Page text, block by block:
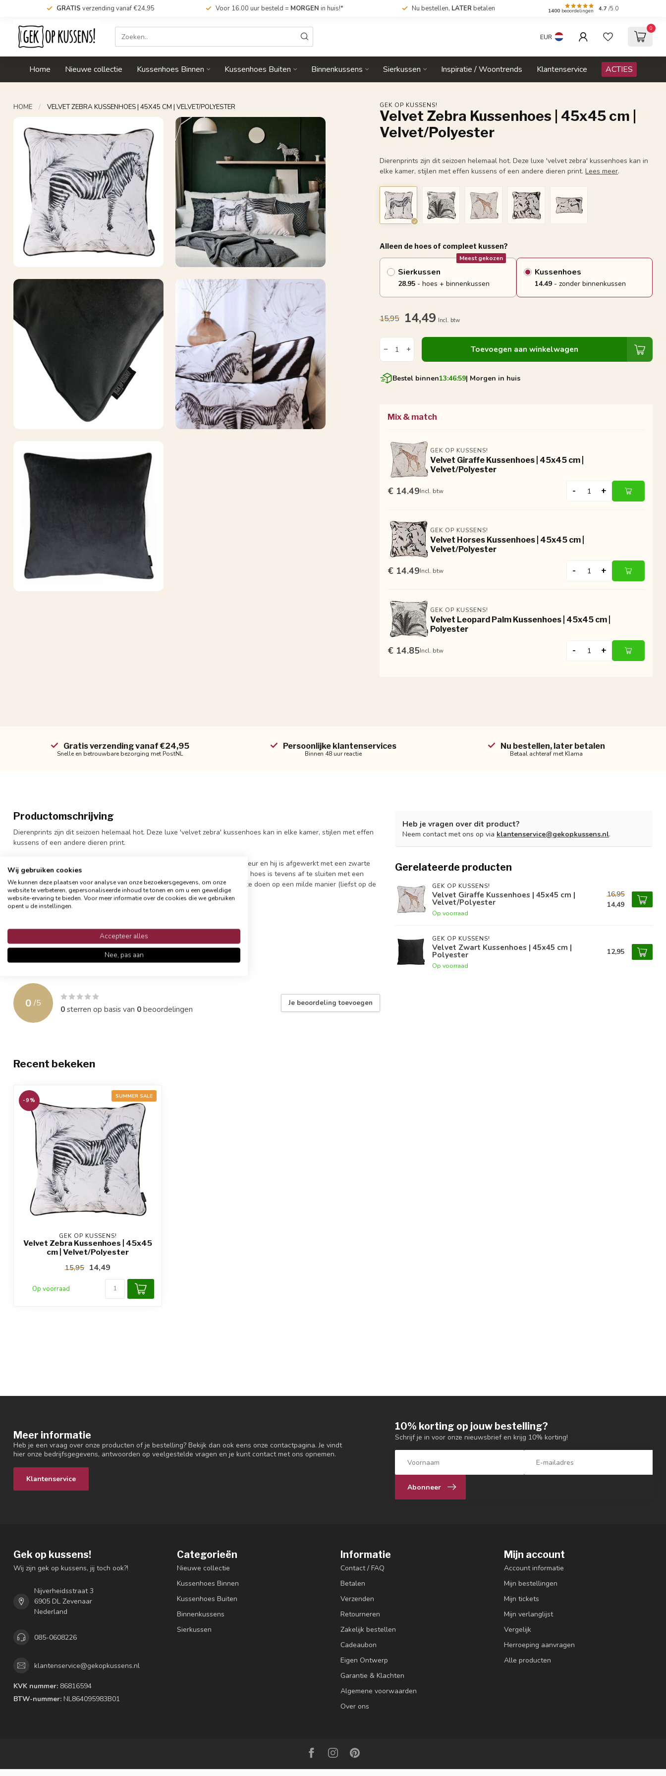
GRATIS verzending vanaf €24,95 Voor 16.00 uur besteld = MORGEN in huis!* Nu bestellen, LATER betalen 1400 beoordelingen 4.7 /5.0
EUR
0
Home Nieuwe collectie Kussenhoes Binnen Kussenhoes Buiten Binnenkussens Sierkussen Inspiratie / Woontrends Klantenservice ACTIES
HOME / VELVET ZEBRA KUSSENHOES | 45X45 CM | VELVET/POLYESTER GEK OP KUSSENS!
Velvet Zebra Kussenhoes | 45x45 cm |
Velvet/Polyester
Dierenprints zijn dit seizoen helemaal hot. Deze luxe 'velvet zebra' kussenhoes kan in
elke kamer, stijlen met effen kussens of een andere dieren print.Lees meer.
Alleen de hoes of compleet kussen?
Sierkussen
Meest gekozen
28.95 - hoes + binnenkussen
Kussenhoes
14.49- zonder binnenkussen
15,95 14,49 Incl. btw
Toevoegen aan winkelwagen
Bestel binnen13:46:58| Morgen in huis
Mix & match
GEK OP KUSSENS!
Velvet Giraffe Kussenhoes | 45x45 cm |
Velvet/Polyester
€ 14.49Incl. btw - +
GEK OP KUSSENS!
Velvet Horses Kussenhoes | 45x45 cm |
Velvet/Polyester
€ 14.49Incl. btw - +
GEK OP KUSSENS!
Velvet Leopard Palm Kussenhoes | 45x45 cm |
Polyester
€ 14.85Incl. btw - +
Gratis verzending vanaf €24,95
Snelle en betrouwbare bezorging met PostNL
Persoonlijke klantenservices
Binnen 48 uur reactie
Nu bestellen, later betalen
Betaal achteraf met Klarna
Productomschrijving
Dierenprints zijn dit seizoen helemaal hot. Deze luxe 'velvet zebra' kussenhoes kan in elke kamer, stijlen met effen
kussens of een andere dieren print.
De voorkant heeft een prachtige print, de achterkant is egaal zwart van kleur en hij is afgewerkt met een zwarte
piping. De stof is van hoge kwaliteit en zwaarder dan normaal fluweel. De hoes is tevens af te sluiten met een
blinde ritssluiting. Mocht je de hoes willen wassen dan kun je dat het beste doen op een milde manier (liefst op de
hand), zo blijft de hoes langer mooi en beter van vorm.
- Exclusief binnenkussen
0 /5
0sterren op basis van 0beoordelingen
Je beoordeling toevoegen
Heb je vragen over dit product?
Neem contact met ons op via klantenservice@gekopkussens.nl.
Gerelateerde producten
GEK OP KUSSENS!
Velvet Giraffe Kussenhoes | 45x45 cm |
Velvet/Polyester
Op voorraad
16,95
14,49
GEK OP KUSSENS!
Velvet Zwart Kussenhoes | 45x45 cm |
Polyester
Op voorraad
12,95
Recent bekeken
SUMMER SALE
-9%
GEK OP KUSSENS!
Velvet Zebra Kussenhoes | 45x45
cm | Velvet/Polyester
15,95 14,49
Op voorraad
Meer informatie
Heb je een vraag over onze producten of je bestelling? Bekijk dan ook eens onze contactpagina. Je vindt
hier onze bedrijfsgegevens, antwoorden op veelgestelde vragen en je kunt contact met ons opnemen.
Klantenservice
10% korting op jouw bestelling?
Schrijf je in voor onze nieuwsbrief en krijg 10% korting!
Abonneer
Gek op kussens!
Wij zijn gek op kussens, jij toch ook?!
Nijverheidsstraat 3
6905 DL Zevenaar
Nederland
085-0608226
klantenservice@gekopkussens.nl
KVK nummer: 86816594
BTW-nummer: NL864095983B01
Categorieën
Nieuwe collectie
Kussenhoes Binnen
Kussenhoes Buiten
Binnenkussens
Sierkussen
Informatie
Contact / FAQ
Betalen
Verzenden
Retourneren
Zakelijk bestellen
Cadeaubon
Eigen Ontwerp
Garantie & Klachten
Algemene voorwaarden
Over ons
Mijn account
Account informatie
Mijn bestellingen
Mijn tickets
Mijn verlanglijst
Vergelijk
Herroeping aanvragen
Alle producten
Wij gebruiken cookies
We kunnen deze plaatsen voor analyse van onze bezoekersgegevens, om onze
website te verbeteren, gepersonaliseerde inhoud te tonen en om u een geweldige
website-ervaring te bieden. Voor meer informatie over de cookies die we gebruiken
opent u de instellingen.
Accepteer alles
Nee, pas aan